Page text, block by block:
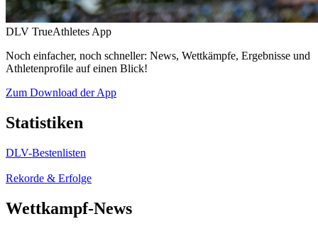
DLV TrueAthletes App
Noch einfacher, noch schneller: News, Wettkämpfe, Ergebnisse und
Athletenprofile auf einen Blick!
Zum Download der App
Statistiken
DLV-Bestenlisten
Rekorde & Erfolge
Wettkampf-News